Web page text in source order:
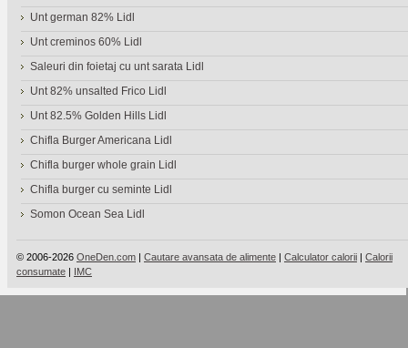
Unt german 82% Lidl
Unt creminos 60% Lidl
Saleuri din foietaj cu unt sarata Lidl
Unt 82% unsalted Frico Lidl
Unt 82.5% Golden Hills Lidl
Chifla Burger Americana Lidl
Chifla burger whole grain Lidl
Chifla burger cu seminte Lidl
Somon Ocean Sea Lidl
© 2006-2026 OneDen.com | Cautare avansata de alimente | Calculator calorii | Calorii
consumate | IMC